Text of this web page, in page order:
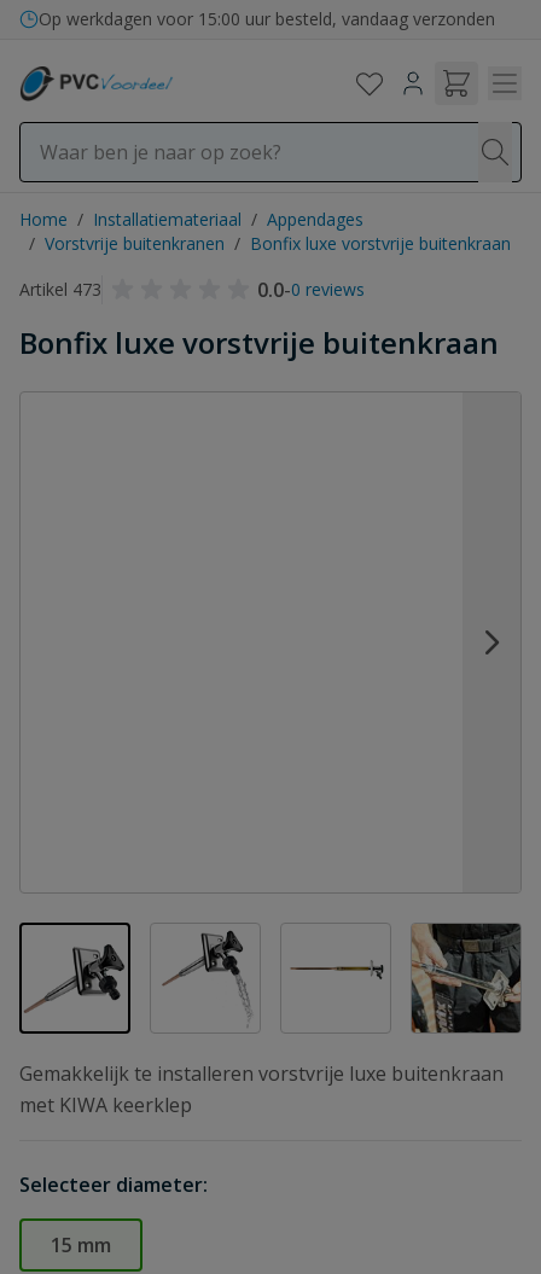
Ga naar de inhoud
Bezorging in binnen- en buitenland
Home / Installatiemateriaal / Appendages
/ Vorstvrije buitenkranen / Bonfix luxe vorstvrije buitenkraan
Artikel 473
0.0-0 reviews
Bonfix luxe vorstvrije buitenkraan
View larger imageView larger imageView larger image
View
Gemakkelijk te installeren vorstvrije luxe buitenkraan
met KIWA keerklep
Selecteer diameter:
15 mm